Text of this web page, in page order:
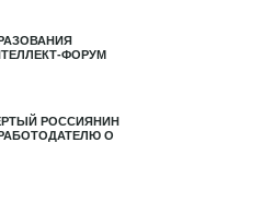
ФОРУМ
РОССИЯНИН
О